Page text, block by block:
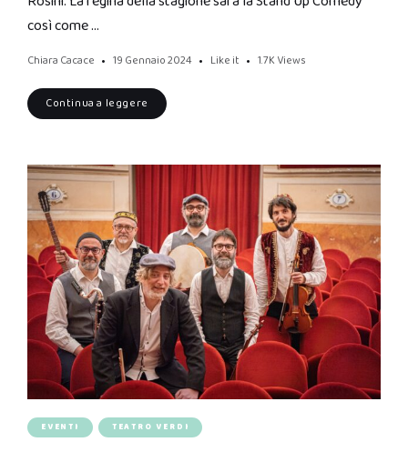
così come …
Chiara Cacace 19 Gennaio 2024 Like it 1.7K Views
Continua a leggere
EVENTI TEATRO VERDI